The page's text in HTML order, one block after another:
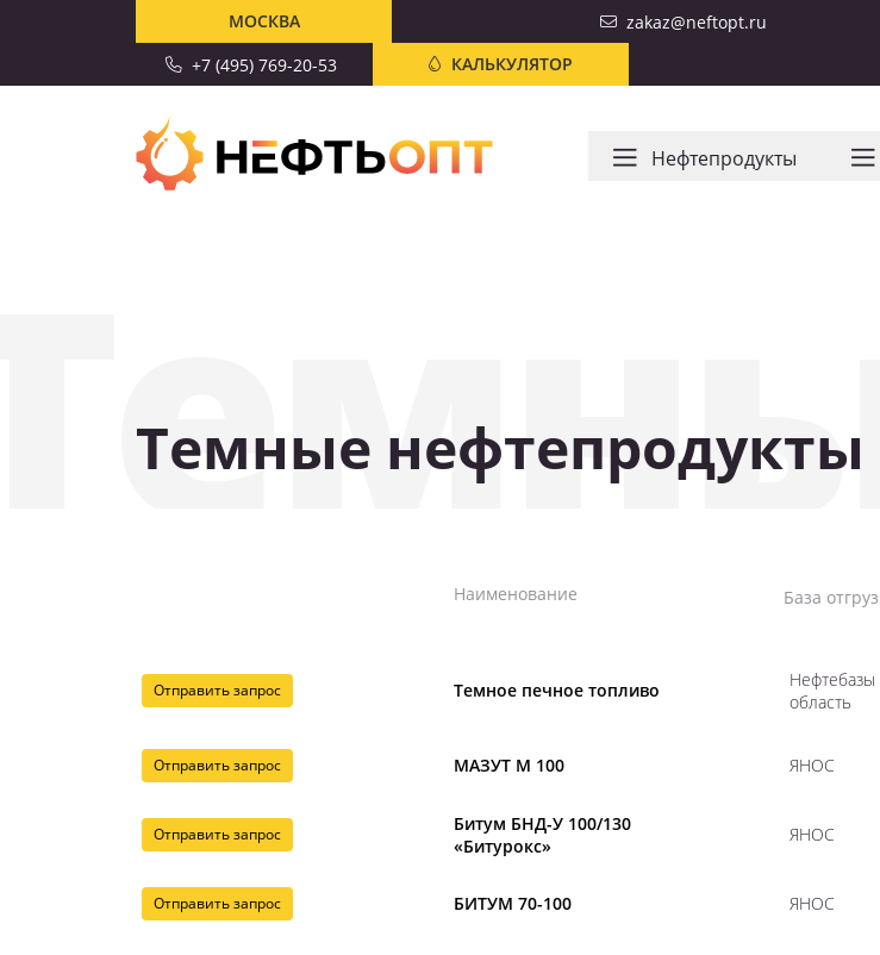
МОСКВА zakaz@neftopt.ru
+7 (495) 769-20-53 КАЛЬКУЛЯТОР
Нефтепродукты
Темные
Наименование База
Отправить запрос Темное печное топливо
Нефтебазы
область
Отправить запрос МАЗУТ М 100 ЯНОС
Отправить запрос
Битум БНД-У 100/130
«Битурокс»
ЯНОС
Отправить запрос БИТУМ 70-100 ЯНОС